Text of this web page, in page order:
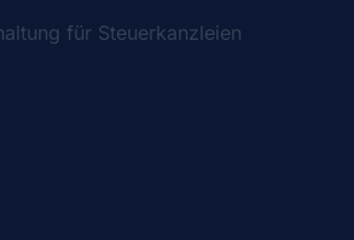
für Steuerkanzleien